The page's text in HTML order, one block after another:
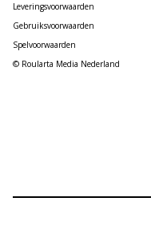
Leveringsvoorwaarden
Gebruiksvoorwaarden
Spelvoorwaarden
© Roularta Media Nederland